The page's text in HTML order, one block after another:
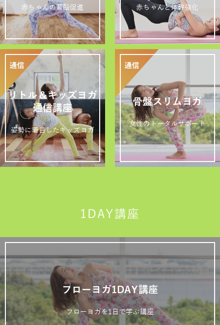
赤ちゃんの育脳促進 赤ちゃんと体幹強化
リトル＆キッズヨガ
通信講座
姿勢に着目したキッズヨガ
骨盤スリムヨガ
女性のトータルサポート
1DAY講座
フローヨガ1DAY講座
フローヨガを1日で学ぶ講座